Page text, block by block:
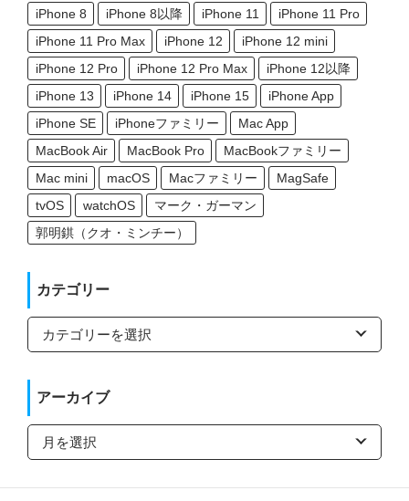
iPhone 8
iPhone 8以降 iPhone 11
iPhone 11 Pro
iPhone 11 Pro Max
iPhone 12
iPhone 12 mini
iPhone 12 Pro
iPhone 12 Pro Max
iPhone 12以降
iPhone 13
iPhone 14 iPhone 15
iPhone App
iPhone SE
iPhoneファミリー
Mac App
MacBook Air
MacBook Pro
MacBookファミリー
Mac mini
macOS Macファミリー
MagSafe
tvOS
watchOS
マーク・ガーマン
郭明錤（クオ・ミンチー）
カテゴリー
カ
ゴ
ー
アーカイブ
ア
カ
ブ